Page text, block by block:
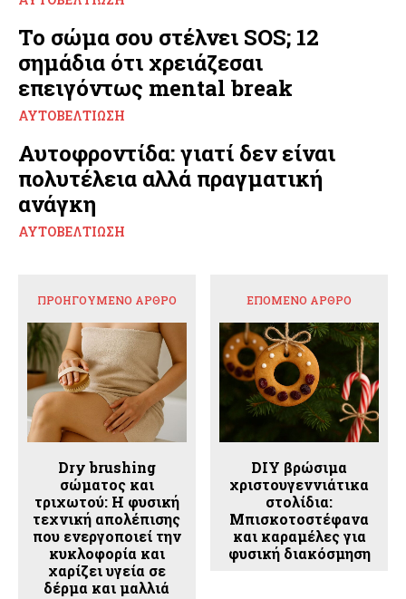
Το σώμα σου στέλνει SOS; 12
σημάδια ότι χρειάζεσαι
επειγόντως mental break
ΑΥΤΟΒΕΛΤΊΩΣΗ
Αυτοφροντίδα: γιατί δεν είναι
πολυτέλεια αλλά πραγματική
ανάγκη
ΑΥΤΟΒΕΛΤΊΩΣΗ
ΠΡΟΗΓΟΎΜΕΝΟ ΆΡΘΡΟ
Dry brushing
σώματος και
τριχωτού: H φυσική
τεχνική απολέπισης
που ενεργοποιεί την
κυκλοφορία και
χαρίζει υγεία σε
δέρμα και μαλλιά
ΕΠΌΜΕΝΟ ΆΡΘΡΟ
DIY βρώσιμα
χριστουγεννιάτικα
στολίδια:
Mπισκοτοστέφανα
και καραμέλες για
φυσική διακόσμηση